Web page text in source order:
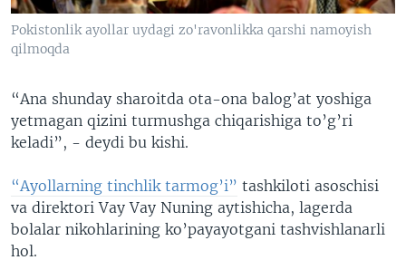
Pokistonlik ayollar uydagi zo'ravonlikka qarshi namoyish
qilmoqda
“Ana shunday sharoitda ota-ona balog’at yoshiga
yetmagan qizini turmushga chiqarishiga to’g’ri
keladi”, - deydi bu kishi.
“Ayollarning tinchlik tarmog’i” tashkiloti asoschisi
va direktori Vay Vay Nuning aytishicha, lagerda
bolalar nikohlarining ko’payayotgani tashvishlanarli
hol.